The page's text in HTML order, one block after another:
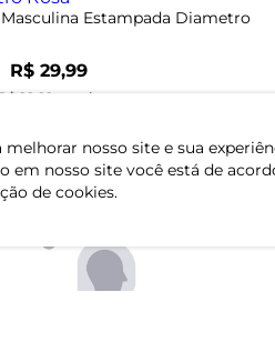
nosso site e sua
em nosso site você está de
de cookies.
Estampada Diametro
R$ 29,99
29,99 sem juros